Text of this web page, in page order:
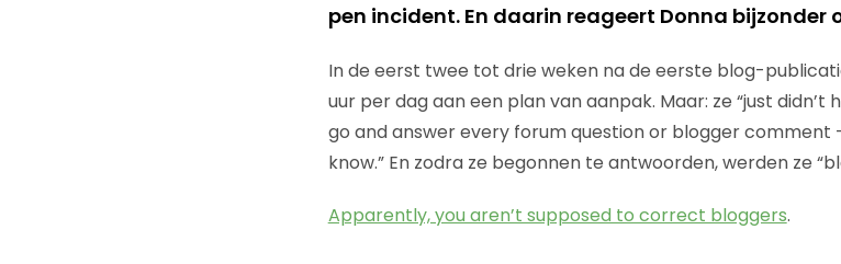
pen incident. En daarin reageert Donna bijzonder
In de eerst twee tot drie weken na de eerste blog-
uur per dag aan een plan van aanpak. Maar: ze “just
go and answer every forum question or blogger comment
know.” En zodra ze begonnen te antwoorden, werden ze
Apparently, you aren’t supposed to correct bloggers.